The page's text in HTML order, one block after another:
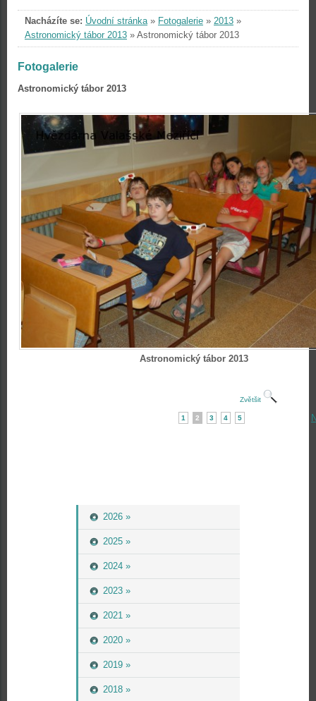
2026 »
2025 »
2024 »
2023 »
2021 »
2020 »
2019 »
2018 »
Nacházíte se: Úvodní stránka» Fotogalerie » 2013 »
Astronomický tábor 2013 » Astronomický tábor 2013
Fotogalerie
Astronomický tábor 2013
Astronomický tábor 2013
Zvětšit
1 2 3 4 5